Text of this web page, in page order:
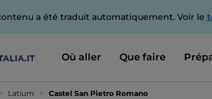
a été traduit automatiquement. Voir le
Où aller Que faire
Latium Castel San Pietro Romano